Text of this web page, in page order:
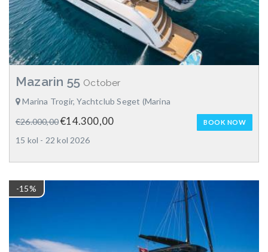
Mazarin 55 October
Marina Trogir, Yachtclub Seget (Marina
BOOK NOW
€26.000,00€14.300,00
15 kol - 22 kol 2026
-15%